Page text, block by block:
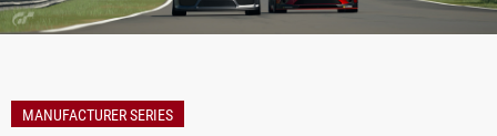
MANUFACTURER SERIES